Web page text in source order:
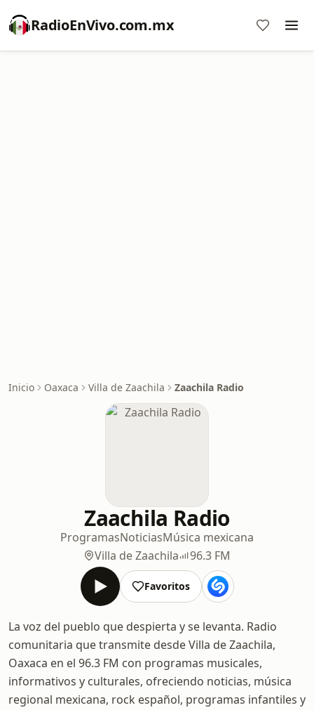
RadioEnVivo.com.mx
Inicio Oaxaca Villa de Zaachila Zaachila Radio
Zaachila Radio
ProgramasNoticiasMúsica mexicana
Villa de Zaachila
96.3 FM
Favoritos
La voz del pueblo que despierta y se levanta. Radio
comunitaria que transmite desde Villa de Zaachila,
Oaxaca en el 96.3 FM con programas musicales,
informativos y culturales, ofreciendo noticias, música
regional mexicana, rock español, programas infantiles y